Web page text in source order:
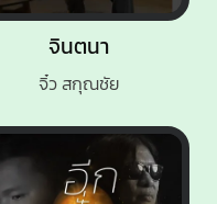
จินตนา
จิ๋ว สกุณชัย